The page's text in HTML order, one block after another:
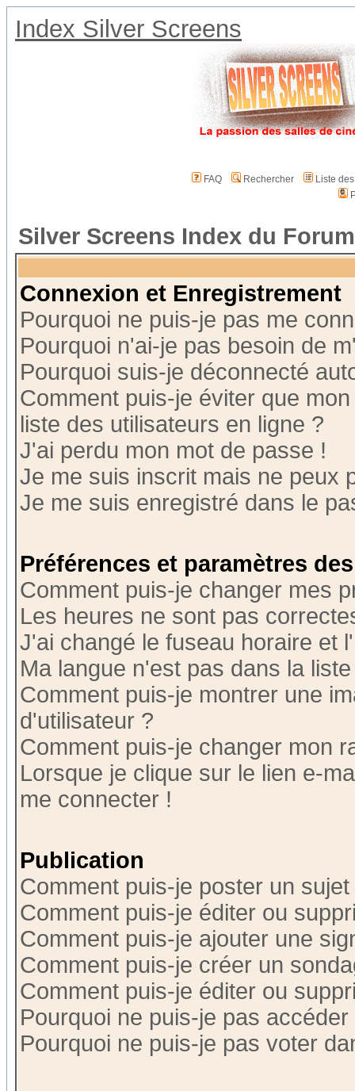
Index Silver Screens
FAQ Rechercher
Liste
Silver Screens Index du Forum
Connexion et Enregistrement
Pourquoi ne puis-je pas me
Pourquoi n'ai-je pas besoin de
Pourquoi suis-je déconnecté
Comment puis-je éviter que
liste des utilisateurs en ligne ?
J'ai perdu mon mot de passe !
Je me suis inscrit mais ne peux
Je me suis enregistré dans le
Préférences et paramètres
Comment puis-je changer mes
Les heures ne sont pas
J'ai changé le fuseau horaire et
Ma langue n'est pas dans la
Comment puis-je montrer une
d'utilisateur ?
Comment puis-je changer mon
Lorsque je clique sur le lien e-
me connecter !
Publication
Comment puis-je poster un
Comment puis-je éditer ou
Comment puis-je ajouter une
Comment puis-je créer un
Comment puis-je éditer ou
Pourquoi ne puis-je pas
Pourquoi ne puis-je pas voter